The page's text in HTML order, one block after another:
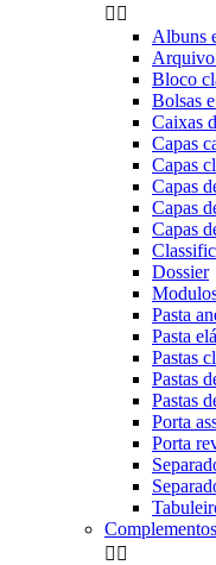
 
Albuns
Bloco
Bolsas
Caixas
Capas
Capas
Capas
Capas
Capas
Dossier
Pasta
Pasta
Pastas
Pastas
Pastas
Porta
Porta
 